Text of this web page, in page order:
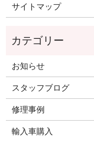
サイトマップ
お知らせ
スタッフブログ
修理事例
輸入車購入